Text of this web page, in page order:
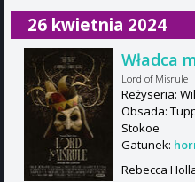
26 kwietnia 2024
Władca
Lord of Misrule
Reżyseria:
Obsada:
Stokoe
Gatunek:
Rebecca